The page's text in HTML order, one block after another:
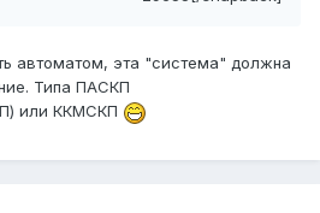
автоматом, эта "система" должна
Типа ПАСКП
или ККМСКП